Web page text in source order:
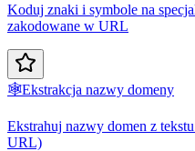
Koduj znaki i symbole na
zakodowane w URL
🕸️Ekstrakcja nazwy domeny
Ekstrahuj nazwy domen z
URL)